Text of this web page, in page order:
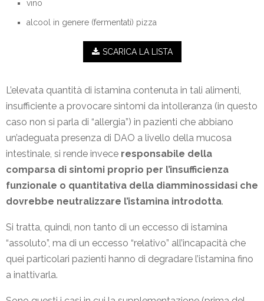
vino
alcool in genere (fermentati) pizza
SCARICA LA LISTA
L’elevata quantità di istamina contenuta in tali alimenti,
insufficiente a provocare sintomi da intolleranza (in questo
caso non si parla di “allergia”) in pazienti che abbiano
un’adeguata presenza di DAO a livello della mucosa
intestinale, si rende invece responsabile della
comparsa di sintomi proprio per l’insufficienza
funzionale o quantitativa della diamminossidasi che
dovrebbe neutralizzare l’istamina introdotta.
Si tratta, quindi, non tanto di un eccesso di istamina
“assoluto”, ma di un eccesso “relativo” all’incapacità che
quei particolari pazienti hanno di degradare l’istamina fino
a inattivarla.